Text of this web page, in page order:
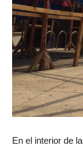
En el interior de